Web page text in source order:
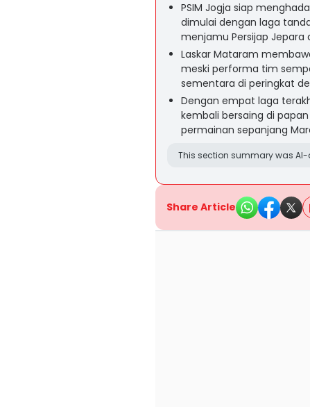
PSIM Jogja siap
dimulai dengan laga
menjamu Persijap Jepara
Laskar Mataram
meski performa tim
sementara di peringkat
Dengan empat laga
kembali bersaing di
permainan sepanjang
This section summary was
Share Article